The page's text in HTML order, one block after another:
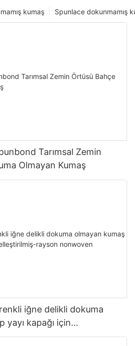
Spunlace dokunmamış
kumaş
Tarımsal Zemin
Olmayan Kumaş
iğne delikli dokuma
yayı kapağı için
nonwoven